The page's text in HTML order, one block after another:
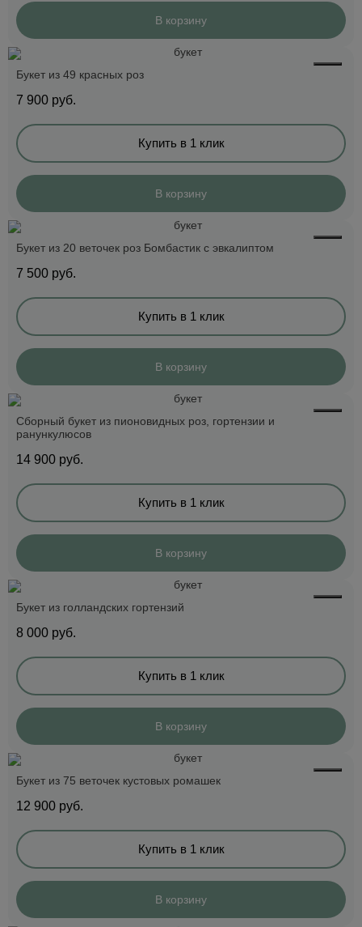
В корзину
Букет из 49 красных роз
7 900 руб.
Купить в 1 клик
В корзину
Букет из 20 веточек роз Бомбастик с эвкалиптом
7 500 руб.
Купить в 1 клик
В корзину
Сборный букет из пионовидных роз, гортензии и
ранункулюсов
14 900 руб.
Купить в 1 клик
В корзину
Букет из голландских гортензий
8 000 руб.
Купить в 1 клик
В корзину
Букет из 75 веточек кустовых ромашек
12 900 руб.
Купить в 1 клик
В корзину